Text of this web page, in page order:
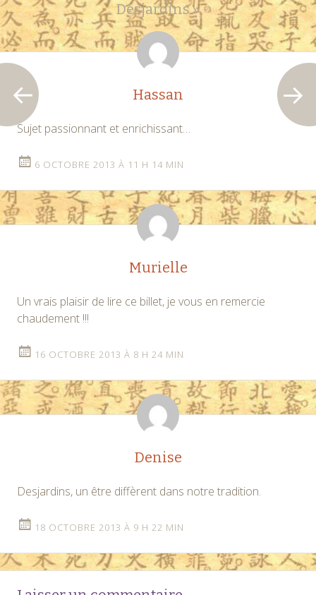
des
articles
Desjardins»
Hassan
Sujet passionnant et enrichissant…
6 OCTOBRE 2013 À 11 H 14 MIN
Murielle
Un vrais plaisir de lire ce billet, je vous en remercie
chaudement !!!
16 OCTOBRE 2013 À 8 H 24 MIN
Denise
Desjardins, un être diffèrent dans notre tradition.
18 OCTOBRE 2013 À 9 H 22 MIN